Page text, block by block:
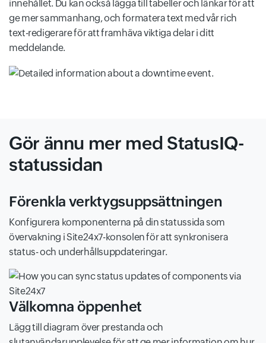
innehållet. Du kan också lägga till tabeller och länkar för att
ge mer sammanhang, och formatera text med vår rich
text-redigerare för att framhäva viktiga delar i ditt
meddelande.
Gör ännu mer med StatusIQ-
statussidan
Förenkla verktygsuppsättningen
Konfigurera komponenterna på din statussida som
övervakning i Site24x7-konsolen för att synkronisera
status- och underhållsuppdateringar.
Välkomna öppenhet
Lägg till diagram över prestanda och